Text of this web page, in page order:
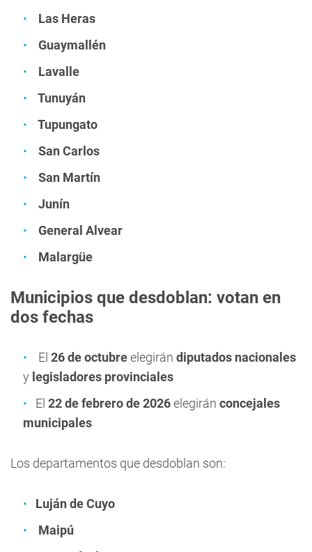
Las Heras
Guaymallén
Lavalle
Tunuyán
Tupungato
San Carlos
San Martín
Junín
General Alvear
Malargüe
Municipios que desdoblan: votan en
dos fechas
El 26 de octubreelegirán diputados nacionales
y legisladores provinciales
El 22 de febrero de 2026elegirán concejales
municipales
Los departamentos que desdoblan son:
Luján de Cuyo
Maipú